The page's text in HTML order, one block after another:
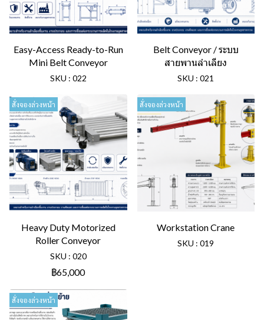
Easy-Access Ready-to-Run
Mini Belt Conveyor
SKU : 022
Belt Conveyor / ระบบ
สายพานลำเลียง
SKU : 021
สั่งจองล่วงหน้า
Heavy Duty Motorized
Roller Conveyor
SKU : 020
฿65,000
สั่งจองล่วงหน้า
Workstation Crane
SKU : 019
สั่งจองล่วงหน้า